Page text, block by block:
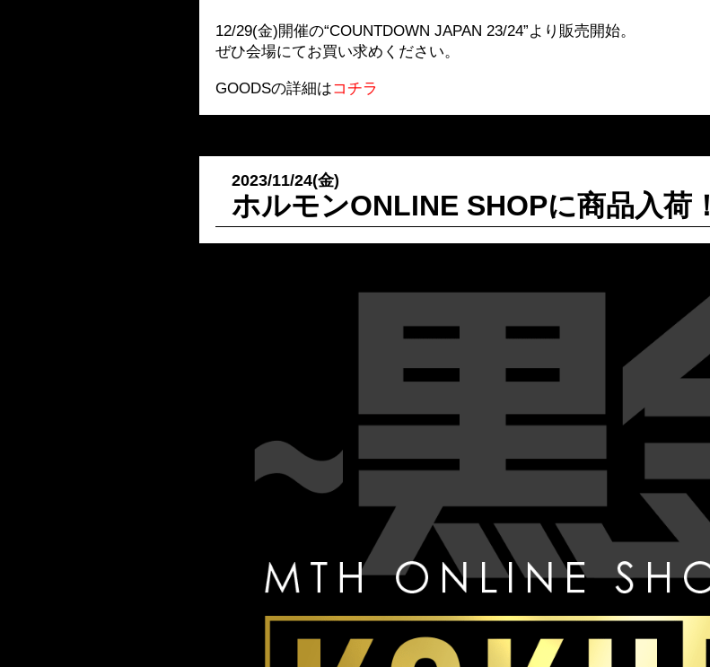
12/29(金)開催の“COUNTDOWN JAPAN 23/24”より販売開始。
ぜひ会場にてお買い求めください。
GOODSの詳細はコチラ
2023/11/24(金)
ホルモンONLINE SHOPに商品入荷！